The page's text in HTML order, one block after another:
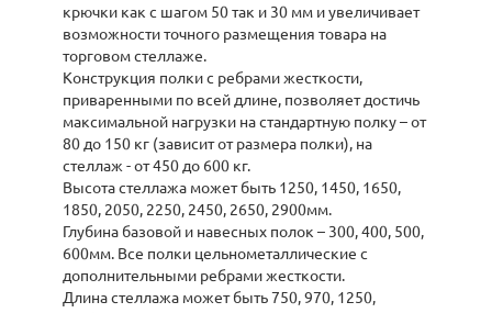
крючки как с шагом 50 так и 30 мм и увеличивает
возможности точного размещения товара на
торговом стеллаже.
Конструкция полки с ребрами жесткости,
приваренными по всей длине, позволяет достичь
максимальной нагрузки на стандартную полку – от
80 до 150 кг (зависит от размера полки), на
стеллаж - от 450 до 600 кг.
Высота стеллажа может быть 1250, 1450, 1650,
1850, 2050, 2250, 2450, 2650, 2900мм.
Глубина базовой и навесных полок – 300, 400, 500,
600мм. Все полки цельнометаллические с
дополнительными ребрами жесткости.
Длина стеллажа может быть 750, 970, 1250,